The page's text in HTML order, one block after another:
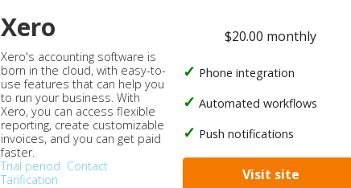
Xero
Xero's accounting software is
born in the cloud, with easy-to-
use features that can help you
to run your business. With
Xero, you can access flexible
reporting, create customizable
invoices, and you can get paid
faster.
Trial period Contact
Tarification
$20.00 monthly
Phone integration
Automated workflows
Push notifications
Visit site